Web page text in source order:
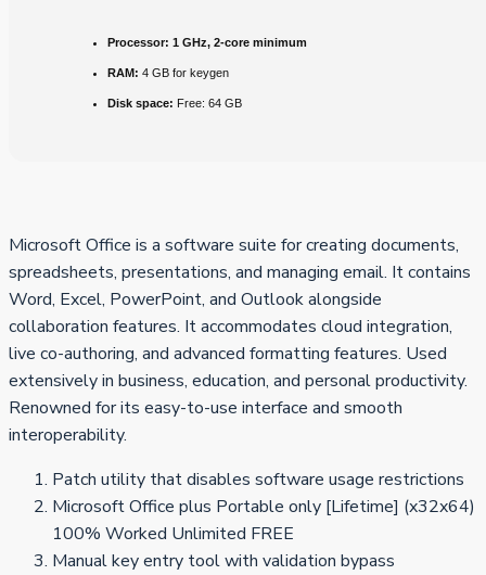
Processor: 1 GHz, 2-core minimum
RAM: 4 GB for keygen
Disk space: Free: 64 GB
Microsoft Office is a software suite for creating documents,
spreadsheets, presentations, and managing email. It contains
Word, Excel, PowerPoint, and Outlook alongside
collaboration features. It accommodates cloud integration,
live co-authoring, and advanced formatting features. Used
extensively in business, education, and personal productivity.
Renowned for its easy-to-use interface and smooth
interoperability.
Patch utility that disables software usage restrictions
Microsoft Office plus Portable only [Lifetime] (x32x64)
100% Worked Unlimited FREE
Manual key entry tool with validation bypass